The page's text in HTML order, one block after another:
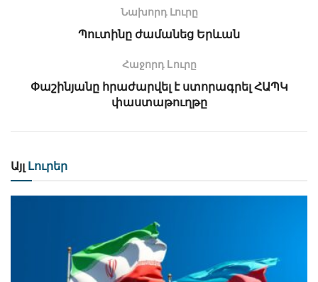
Նախորդ Լուրը
Պուտինը ժամանեց Երևան
Հաջորդ Lուրը
Փաշինյանը հրաժարվել է ստորագրել ՀԱՊԿ
փաստաթուղթը
Այլ Լուրեր